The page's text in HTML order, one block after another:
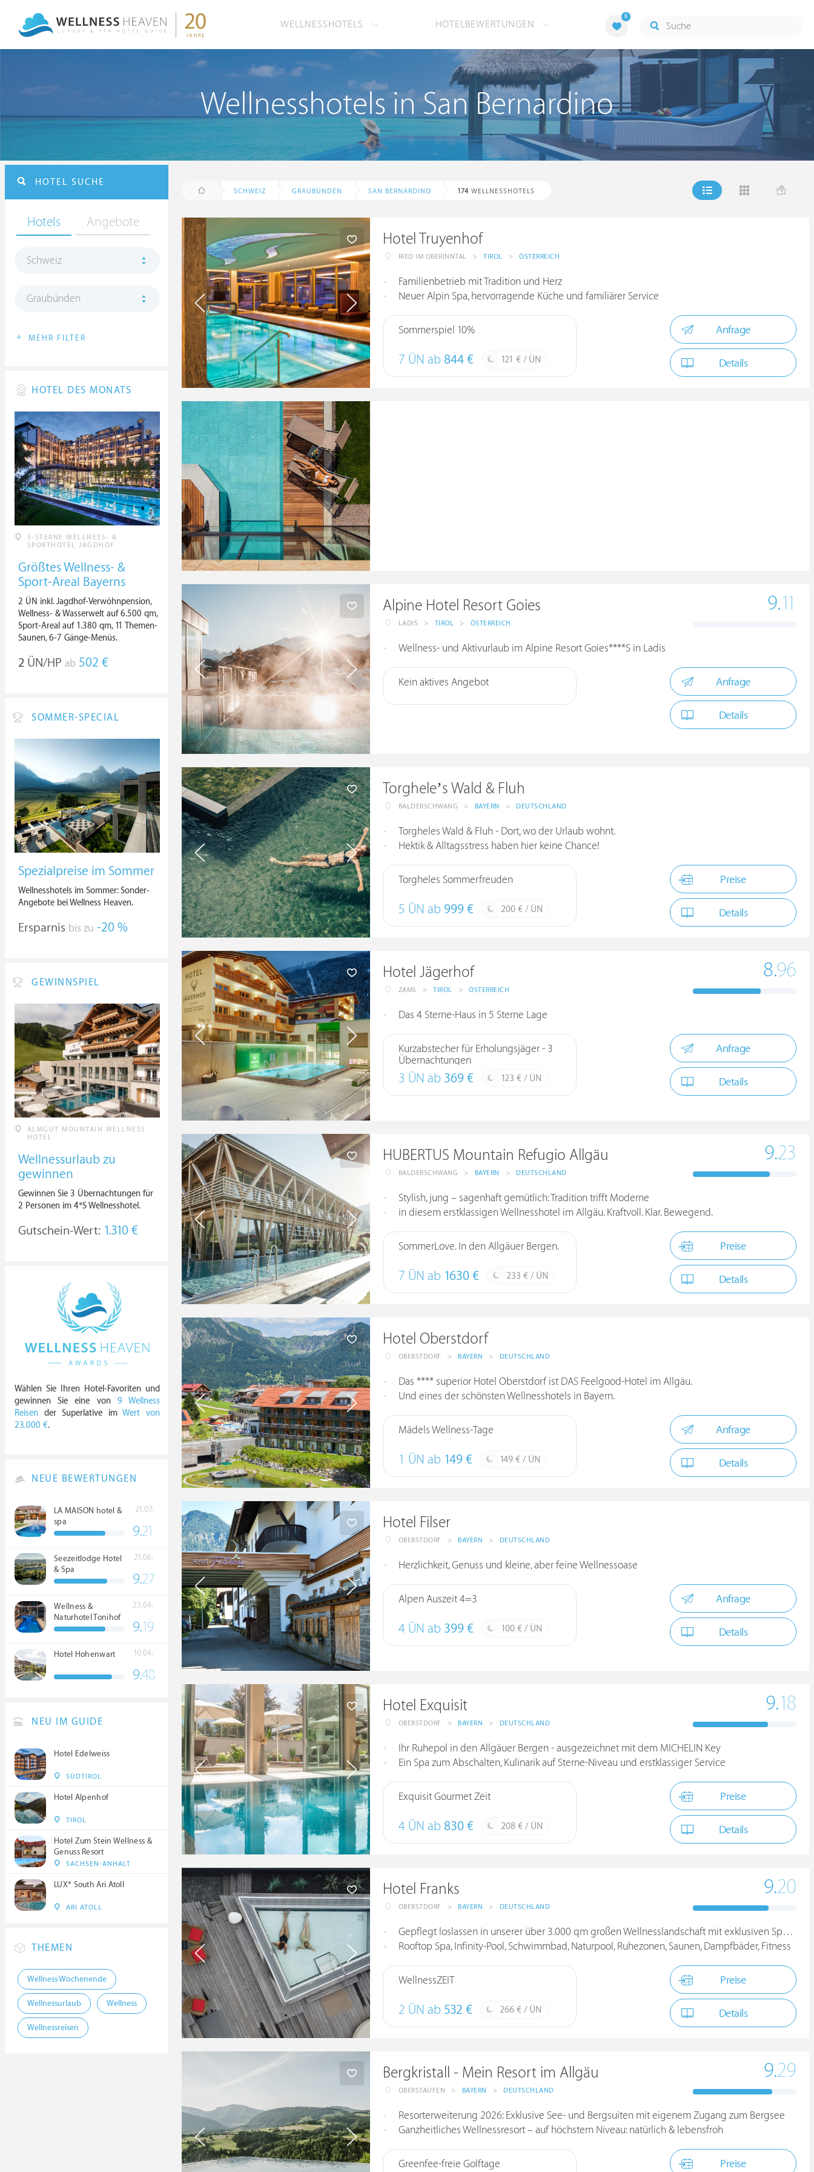
WELLNESSHOTELS HOTELBEWERTUNGEN
0
Wellnesshotels in San Bernardino
SCHWEIZ GRAUBÜNDEN SAN BERNARDINO 174 WELLNESSHOTELS
Hotel Truyenhof
RIED IM OBERINNTAL > TIROL > ÖSTERREICH
Familienbetrieb mit Tradition und Herz
Neuer Alpin Spa, hervorragende Küche und familiärer Service
Sommerspiel 10%
7 ÜN ab 844 € 121 € / ÜN
Anfrage
Details
Alpine Hotel Resort Goies
LADIS > TIROL > ÖSTERREICH
9.11
Wellness- und Aktivurlaub im Alpine Resort Goies****S in Ladis
Kein aktives Angebot Anfrage
Details
Torghele’s Wald & Fluh
BALDERSCHWANG > BAYERN > DEUTSCHLAND
Torgheles Wald & Fluh - Dort, wo der Urlaub wohnt.
Hektik & Alltagsstress haben hier keine Chance!
Torgheles Sommerfreuden
5 ÜN ab 999 € 200 € / ÜN
Preise
Details
Hotel Jägerhof
ZAMS > TIROL > ÖSTERREICH
8.96
Das 4 Sterne-Haus in 5 Sterne Lage
Kurzabstecher für Erholungsjäger - 3
Übernachtungen
3 ÜN ab 369 € 123 € / ÜN
Anfrage
Details
HUBERTUS Mountain Refugio Allgäu
BALDERSCHWANG > BAYERN > DEUTSCHLAND
9.23
Stylish, jung – sagenhaft gemütlich: Tradition trifft Moderne
in diesem erstklassigen Wellnesshotel im Allgäu. Kraftvoll. Klar. Bewegend.
SommerLove. In den Allgäuer Bergen.
7 ÜN ab 1630 € 233 € / ÜN
Preise
Details
Hotel Oberstdorf
OBERSTDORF > BAYERN > DEUTSCHLAND
Das **** superior Hotel Oberstdorf ist DAS Feelgood-Hotel im Allgäu.
Und eines der schönsten Wellnesshotels in Bayern.
Mädels Wellness-Tage
1 ÜN ab 149 € 149 € / ÜN
Anfrage
Details
Hotel Filser
OBERSTDORF > BAYERN > DEUTSCHLAND
Herzlichkeit, Genuss und kleine, aber feine Wellnessoase
Alpen Auszeit 4=3
4 ÜN ab 399 € 100 € / ÜN
Anfrage
Details
Hotel Exquisit
OBERSTDORF > BAYERN > DEUTSCHLAND
9.18
Ihr Ruhepol in den Allgäuer Bergen - ausgezeichnet mit dem MICHELIN Key
Ein Spa zum Abschalten, Kulinarik auf Sterne-Niveau und erstklassiger Service
Exquisit Gourmet Zeit
4 ÜN ab 830 € 208 € / ÜN
Preise
Details
Hotel Franks
OBERSTDORF > BAYERN > DEUTSCHLAND
9.20
Gepflegt loslassen in unserer über 3.000 qm großen Wellnesslandschaft mit exklusiven Spa Anwendungen
Rooftop Spa, Infinity-Pool, Schwimmbad, Naturpool, Ruhezonen, Saunen, Dampfbäder, Fitness
WellnessZEIT
2 ÜN ab 532 € 266 € / ÜN
Preise
Details
Bergkristall - Mein Resort im Allgäu
OBERSTAUFEN > BAYERN > DEUTSCHLAND
9.29
Resorterweiterung 2026: Exklusive See- und Bergsuiten mit eigenem Zugang zum Bergsee
Ganzheitliches Wellnessresort – auf höchstem Niveau: natürlich & lebensfroh
Greenfee-freie Golftage Preise
HOTEL SUCHE
Hotels Angebote
Schweiz
Graubünden
+ MEHR FILTER
HOTEL DES MONATS
5-STERNE WELLNESS- &
SPORTHOTEL JAGDHOF
Größtes Wellness- &
Sport-Areal Bayerns
2 ÜN inkl. Jagdhof-Verwöhnpension,
Wellness- & Wasserwelt auf 6.500 qm,
Sport-Areal auf 1.380 qm, 11 Themen-
Saunen, 6-7 Gänge-Menüs.
2 ÜN/HP ab 502 €
SOMMER-SPECIAL
Spezialpreise im Sommer
Wellnesshotels im Sommer: Sonder-
Angebote bei Wellness Heaven.
Ersparnis bis zu -20 %
GEWINNSPIEL
ALMGUT MOUNTAIN WELLNESS
HOTEL
Wellnessurlaub zu
gewinnen
Gewinnen Sie 3 Übernachtungen für
2 Personen im 4*S Wellnesshotel.
Gutschein-Wert: 1.310 €
Wählen Sie Ihren Hotel-Favoriten und
gewinnen Sie eine von 9 Wellness
Reisen der Superlative imWert von
23.000 €.
NEUE BEWERTUNGEN
LA MAISON hotel &
spa
21.07.
9.21
Seezeitlodge Hotel
& Spa
21.06.
9.27
Wellness &
Naturhotel Tonihof
****S
23.04.
9.19
Hotel Hohenwart 10.04.
9.48
NEU IM GUIDE
Hotel Edelweiss
SÜDTIROL
Hotel Alpenhof
TIROL
Hotel Zum Stein Wellness &
Genuss Resort
SACHSEN-ANHALT
LUX* South Ari Atoll
ARI ATOLL
THEMEN
Wellness Wochenende
Wellnessurlaub Wellness
Wellnessreisen